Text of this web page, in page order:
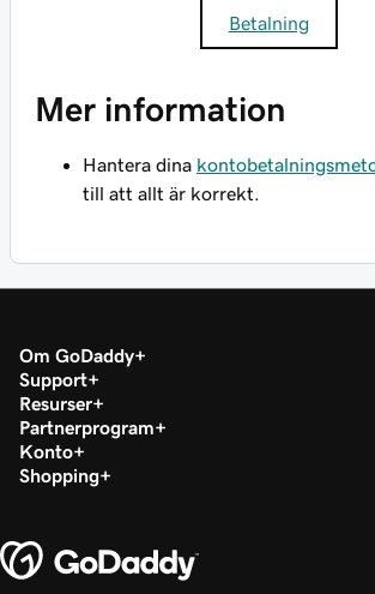
Betalning
Mer information
Hantera dina
till att allt är korrekt.
Om GoDaddy
Support
Resurser
Partnerprogram
Konto
Shopping